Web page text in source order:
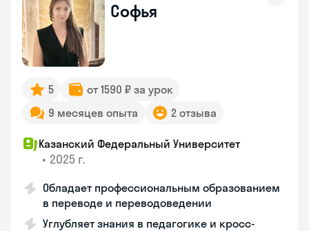
Софья
5
от 1590 ₽ за урок
9 месяцев опыта
2 отзыва
Казанский Федеральный Университет
• 2025 г.
Обладает профессиональным образованием
в переводе и переводоведении
Углубляет знания в педагогике и кросс-